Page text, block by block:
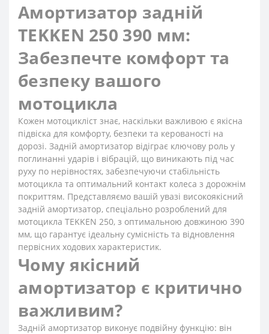
Амортизатор задній
TEKKEN 250 390 мм:
Забезпечте комфорт та
безпеку вашого
мотоцикла
Кожен мотоцикліст знає, наскільки важливою є якісна
підвіска для комфорту, безпеки та керованості на
дорозі. Задній амортизатор відіграє ключову роль у
поглинанні ударів і вібрацій, що виникають під час
руху по нерівностях, забезпечуючи стабільність
мотоцикла та оптимальний контакт колеса з дорожнім
покриттям. Представляємо вашій увазі високоякісний
задній амортизатор, спеціально розроблений для
мотоцикла TEKKEN 250, з оптимальною довжиною 390
мм, що гарантує ідеальну сумісність та відновлення
первісних ходових характеристик.
Чому якісний
амортизатор є критично
важливим?
Задній амортизатор виконує подвійну функцію: він